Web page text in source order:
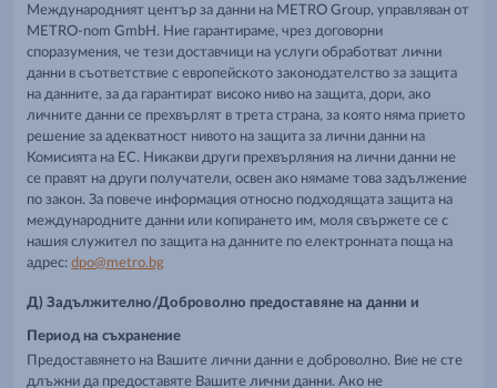
Международният център за данни на METRO Group, управляван от
METRO-nom GmbH. Ние гарантираме, чрез договорни
споразумения, че тези доставчици на услуги обработват лични
данни в съответствие с европейското законодателство за защита
на данните, за да гарантират високо ниво на защита, дори, ако
личните данни се прехвърлят в трета страна, за която няма прието
решение за адекватност нивото на защита за лични данни на
Комисията на ЕС. Никакви други прехвърляния на лични данни не
се правят на други получатели, освен ако нямаме това задължение
по закон. За повече информация относно подходящата защита на
международните данни или копирането им, моля свържете се с
нашия служител по защита на данните по електронната поща на
адрес: dpo@metro.bg
Д) Задължително/Доброволно предоставяне на данни и
Период на съхранение
Предоставянето на Вашите лични данни е доброволно. Вие не сте
длъжни да предоставяте Вашите лични данни. Ако не